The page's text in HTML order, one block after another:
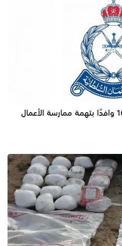
بينهم 11 امرأة.. القبض على 16 وافدًا بتهمة ممارسة الأعمال